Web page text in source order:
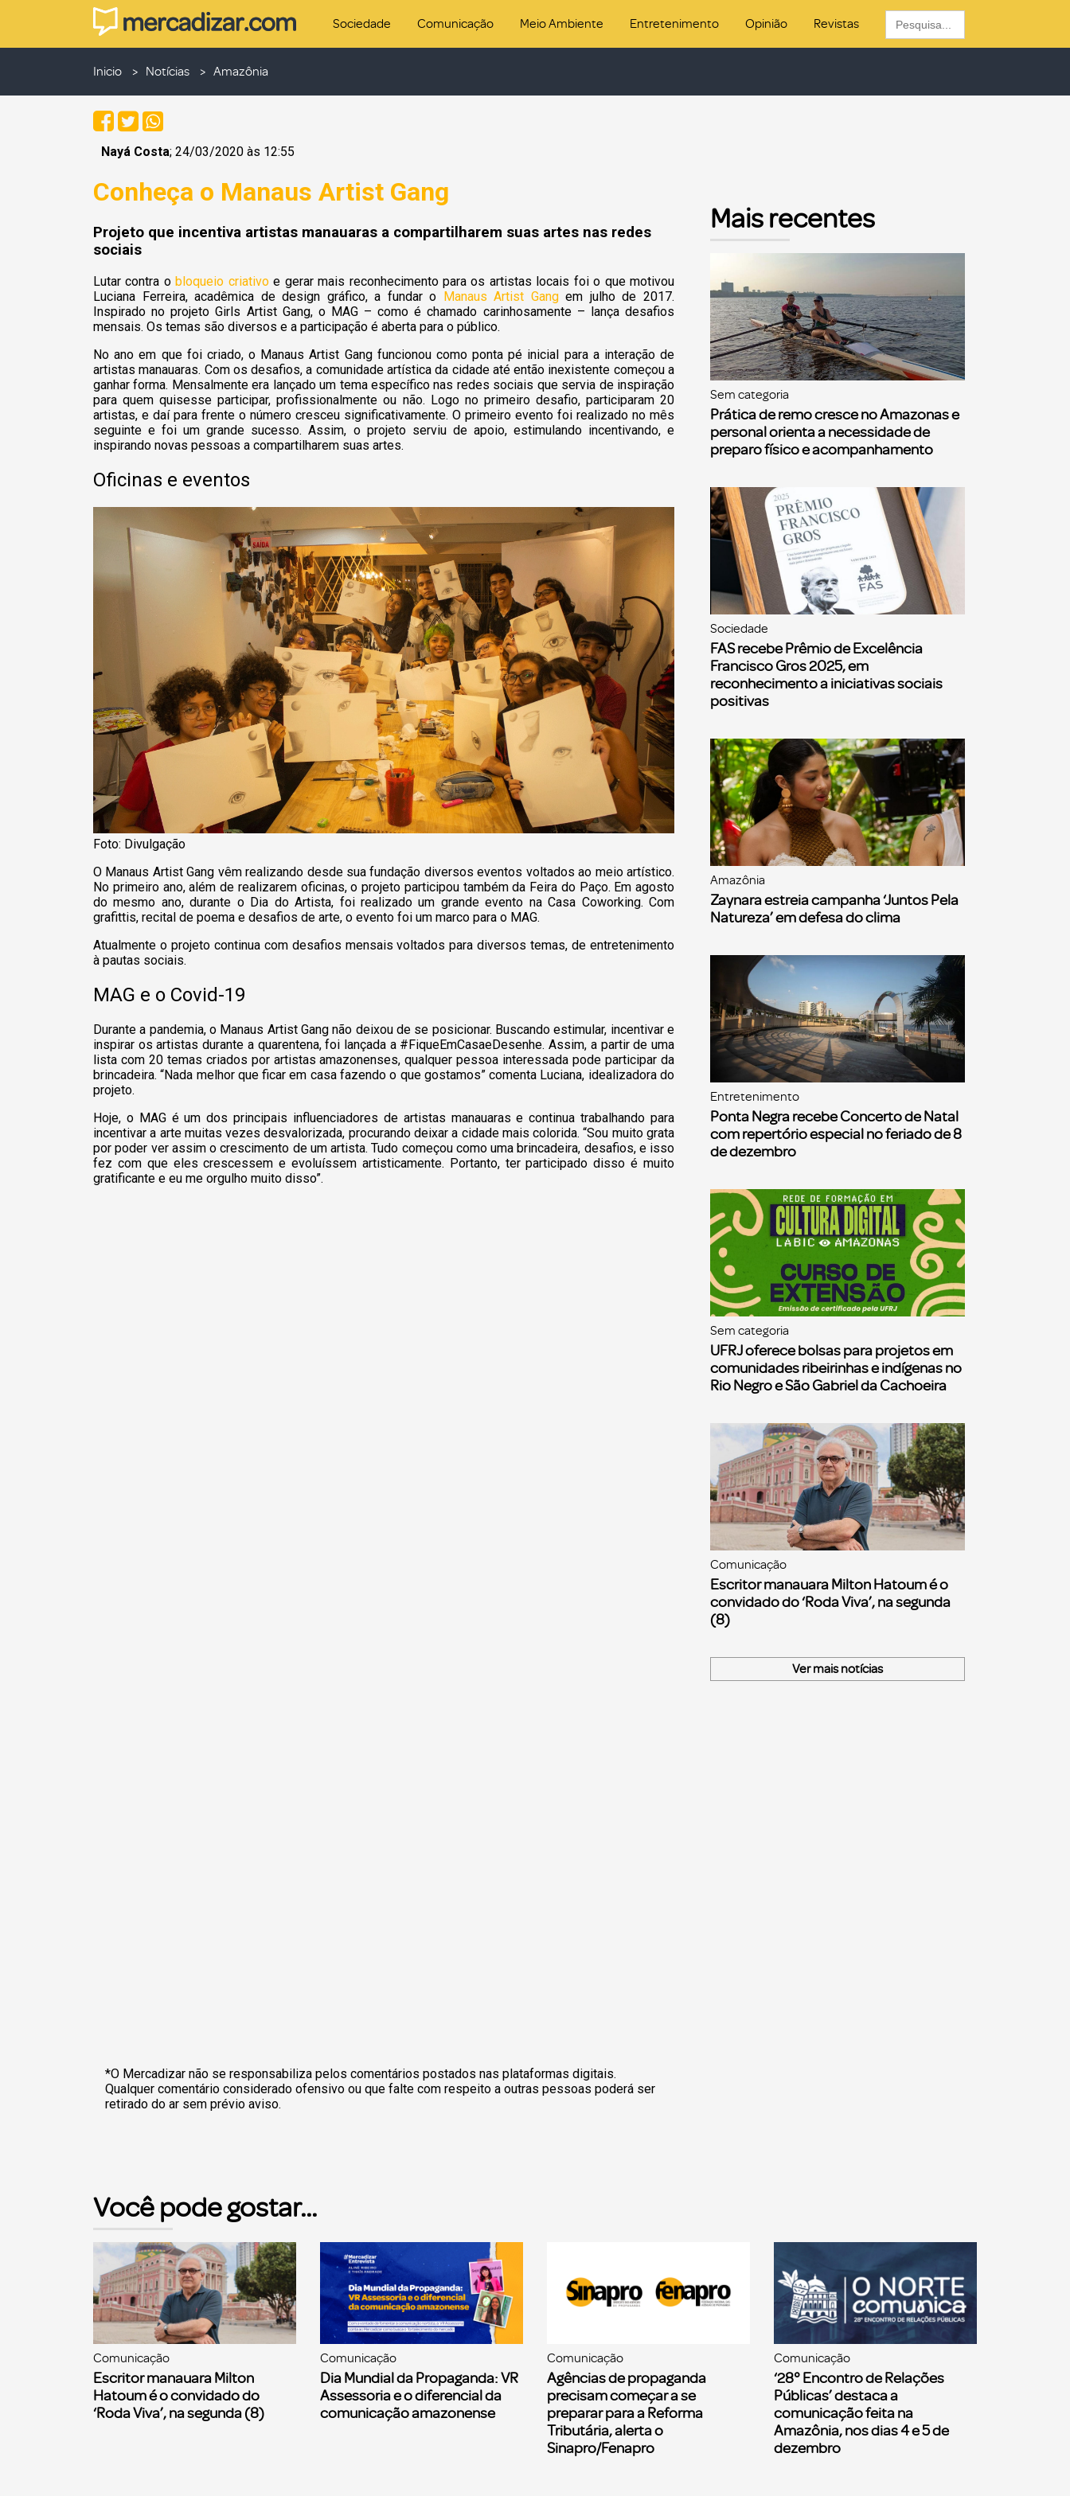
Sociedade Comunicação Meio Ambiente Entretenimento Opinião Revistas
Search
for:
Inicio Notícias Amazônia
Nayá Costa; 24/03/2020 às 12:55
Conheça o Manaus Artist Gang
Projeto que incentiva artistas manauaras a compartilharem suas artes nas redes
sociais
Lutar contra obloqueio criativoe gerar mais reconhecimento para os artistas locais foi o que motivou
Luciana Ferreira, acadêmica de design gráfico, a fundar o Manaus Artist Gangem julho de 2017.
Inspirado no projeto Girls Artist Gang, o MAG – como é chamado carinhosamente – lança desafios
mensais. Os temas são diversos e a participação é aberta para o público.
No ano em que foi criado, o Manaus Artist Gang funcionou como ponta pé inicial para a interação de
artistas manauaras. Com os desafios, a comunidade artística da cidade até então inexistente começou a
ganhar forma. Mensalmente era lançado um tema específico nas redes sociais que servia de inspiração
para quem quisesse participar, profissionalmente ou não. Logo no primeiro desafio, participaram 20
artistas, e daí para frente o número cresceu significativamente. O primeiro evento foi realizado no mês
seguinte e foi um grande sucesso. Assim, o projeto serviu de apoio, estimulando incentivando, e
inspirando novas pessoas a compartilharem suas artes.
Oficinas e eventos
Foto: Divulgação
O Manaus Artist Gang vêm realizando desde sua fundação diversos eventos voltados ao meio artístico.
No primeiro ano, além de realizarem oficinas, o projeto participou também da Feira do Paço. Em agosto
do mesmo ano, durante o Dia do Artista, foi realizado um grande evento na Casa Coworking. Com
grafittis, recital de poema e desafios de arte, o evento foi um marco para o MAG.
Atualmente o projeto continua com desafios mensais voltados para diversos temas, de entretenimento
à pautas sociais.
MAG e o Covid-19
Durante a pandemia, o Manaus Artist Gang não deixou de se posicionar. Buscando estimular, incentivar e
inspirar os artistas durante a quarentena, foi lançada a #FiqueEmCasaeDesenhe. Assim, a partir de uma
lista com 20 temas criados por artistas amazonenses, qualquer pessoa interessada pode participar da
brincadeira. “Nada melhor que ficar em casa fazendo o que gostamos” comenta Luciana, idealizadora do
projeto.
Hoje, o MAG é um dos principais influenciadores de artistas manauaras e continua trabalhando para
incentivar a arte muitas vezes desvalorizada, procurando deixar a cidade mais colorida. “Sou muito grata
por poder ver assim o crescimento de um artista. Tudo começou como uma brincadeira, desafios, e isso
fez com que eles crescessem e evoluíssem artisticamente. Portanto, ter participado disso é muito
gratificante e eu me orgulho muito disso”.
*O Mercadizar não se responsabiliza pelos comentários postados nas plataformas digitais.
Qualquer comentário considerado ofensivo ou que falte com respeito a outras pessoas poderá ser
retirado do ar sem prévio aviso.
Mais recentes
Sem categoria
Prática de remo cresce no Amazonas e
personal orienta a necessidade de
preparo físico e acompanhamento
Sociedade
FAS recebe Prêmio de Excelência
Francisco Gros 2025, em
reconhecimento a iniciativas sociais
positivas
Amazônia
Zaynara estreia campanha ‘Juntos Pela
Natureza’ em defesa do clima
Entretenimento
Ponta Negra recebe Concerto de Natal
com repertório especial no feriado de 8
de dezembro
Sem categoria
UFRJ oferece bolsas para projetos em
comunidades ribeirinhas e indígenas no
Rio Negro e São Gabriel da Cachoeira
Comunicação
Escritor manauara Milton Hatoum é o
convidado do ‘Roda Viva’, na segunda
(8)
Ver mais notícias
Você pode gostar...
Comunicação
Escritor manauara Milton
Hatoum é o convidado do
‘Roda Viva’, na segunda (8)
Comunicação
Dia Mundial da Propaganda: VR
Assessoria e o diferencial da
comunicação amazonense
Comunicação
Agências de propaganda
precisam começar a se
preparar para a Reforma
Tributária, alerta o
Sinapro/Fenapro
Comunicação
‘28° Encontro de Relações
Públicas’ destaca a
comunicação feita na
Amazônia, nos dias 4 e 5 de
dezembro